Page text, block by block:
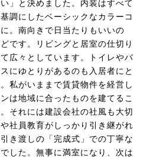
」と決めました。内装はすべて
調にしたベーシックなカラーコ
。南向きで日当たりもいいの
です。リビングと居室の仕切り
広々としています。トイレやバ
にゆとりがあるのも入居者にと
私がいままで賃貸物件を経営し
は地域に合ったものを建てるこ
それには建設会社の社風も大切
社員教育がしっかり引き継がれ
き渡しの「完成式」での丁寧な
した。無事に満室になり、次は